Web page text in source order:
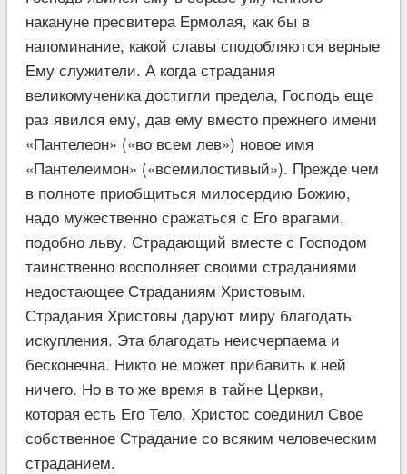
накануне пресвитера Ермолая, как бы в
напоминание, какой славы сподобляются верные
Ему служители. А когда страдания
великомученика достигли предела, Господь еще
раз явился ему, дав ему вместо прежнего имени
«Пантелеон» («во всем лев») новое имя
«Пантелеимон» («всемилостивый»). Прежде чем
в полноте приобщиться милосердию Божию,
надо мужественно сражаться с Его врагами,
подобно льву. Страдающий вместе с Господом
таинственно восполняет своими страданиями
недостающее Страданиям Христовым.
Страдания Христовы даруют миру благодать
искупления. Эта благодать неисчерпаема и
бесконечна. Никто не может прибавить к ней
ничего. Но в то же время в тайне Церкви,
которая есть Его Тело, Христос соединил Свое
собственное Страдание со всяким человеческим
страданием.